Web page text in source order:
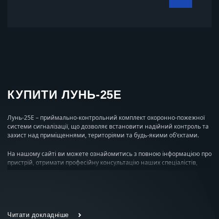
КУПИТИ ЛУНЬ-25Е
Лунь-25Е – приймально-контрольний комплект охоронно-пожежної
системи сигналізації, що дозволяє встановити надійний контроль та
захист над приміщеннями, територіями та будь-якими об'єктами.
На нашому сайті ви можете ознайомитись з повною інформацією про
пристрій, отримати професійну консультацію наших спеціалістів,
Читати докладніше